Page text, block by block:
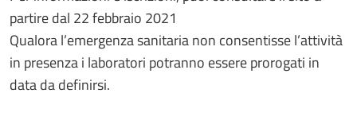
partire dal 22 febbraio 2021
Qualora l’emergenza sanitaria non consentisse l’attività
in presenza i laboratori potranno essere prorogati in
data da definirsi.